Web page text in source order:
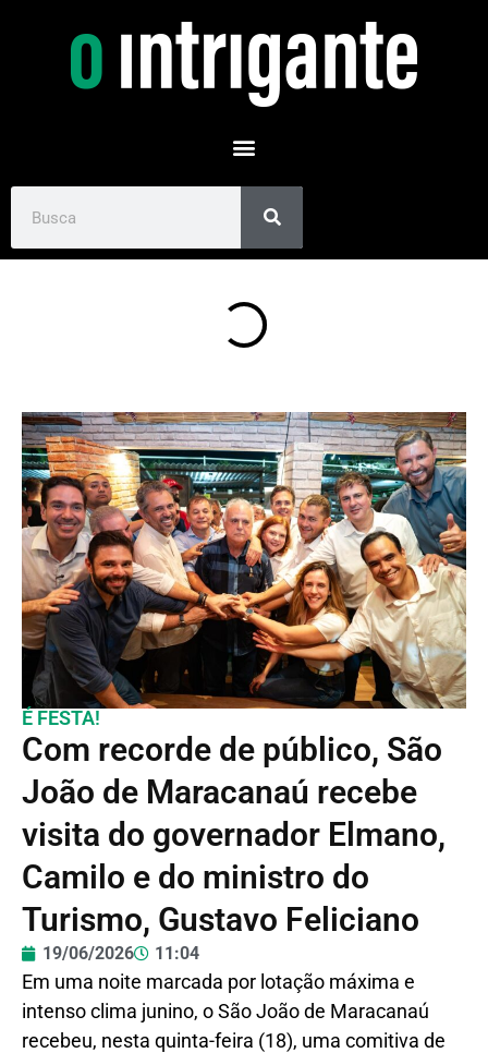
É FESTA!
Com recorde de público, São
João de Maracanaú recebe
visita do governador Elmano,
Camilo e do ministro do
Turismo, Gustavo Feliciano
19/06/2026 11:04
Em uma noite marcada por lotação máxima e
intenso clima junino, o São João de Maracanaú
recebeu, nesta quinta-feira (18), uma comitiva de